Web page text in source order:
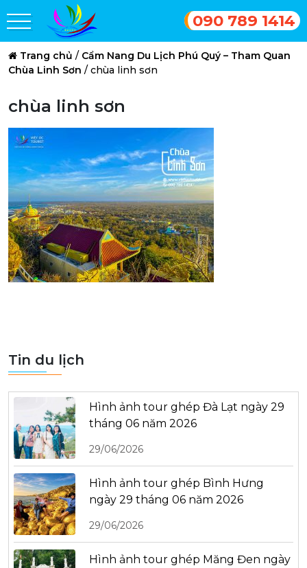
090 789 1414
Trang chủ / Cẩm Nang Du Lịch Phú Quý – Tham Quan
Chùa Linh Sơn / chùa linh sơn
chùa linh sơn
Tin du lịch
Hình ảnh tour ghép Đà Lạt ngày 29
tháng 06 năm 2026
29/06/2026
Hình ảnh tour ghép Bình Hưng
ngày 29 tháng 06 năm 2026
29/06/2026
Hình ảnh tour ghép Măng Đen ngày